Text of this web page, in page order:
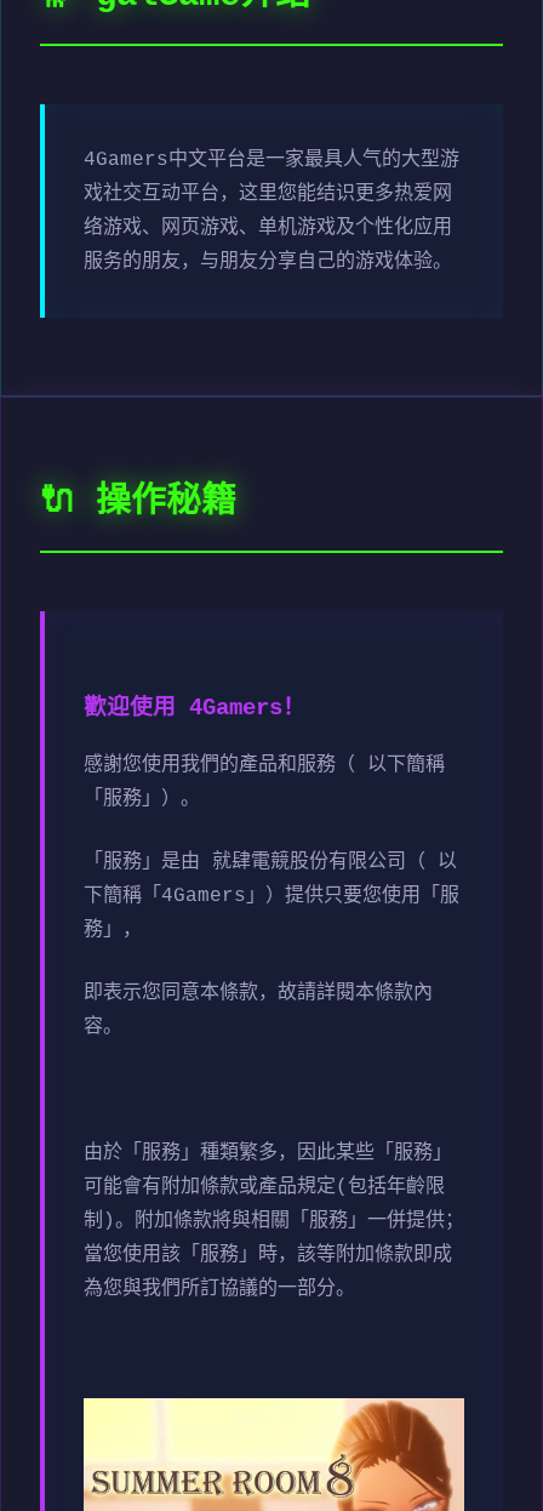
4Gamers中文平台是一家最具人气的大型游
戏社交互动平台，这里您能结识更多热爱网
络游戏、网页游戏、单机游戏及个性化应用
服务的朋友，与朋友分享自己的游戏体验。
🔌 操作秘籍
歡迎使用 4Gamers！
感謝您使用我們的產品和服務（ 以下簡稱
「服務」）。
「服務」是由 就肆電競股份有限公司（ 以
下簡稱「4Gamers」）提供只要您使用「服
務」，
即表示您同意本條款，故請詳閱本條款內
容。
由於「服務」種類繁多，因此某些「服務」
可能會有附加條款或產品規定(包括年齡限
制)。附加條款將與相關「服務」一併提供；
當您使用該「服務」時，該等附加條款即成
為您與我們所訂協議的一部分。